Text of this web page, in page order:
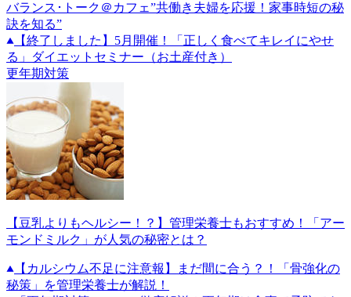
バランス･トーク＠カフェ”共働き夫婦を応援！家事時短の秘
訣を知る”
【終了しました】5月開催！「正しく食べてキレイにやせ
る」ダイエットセミナー（お土産付き）
更年期対策
【豆乳よりもヘルシー！？】管理栄養士もおすすめ！「アー
モンドミルク」が人気の秘密とは？
【カルシウム不足に注意報】まだ間に合う？！「骨強化の
秘策」を管理栄養士が解説！